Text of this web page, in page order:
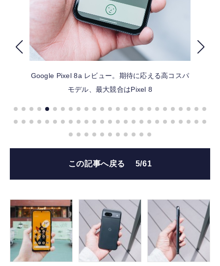
公式ストア
FOLLOW US
Google Pixel 8a レビュー。期待に応える高コスパ
モデル、最大競合はPixel 8
この記事へ戻る 5/61